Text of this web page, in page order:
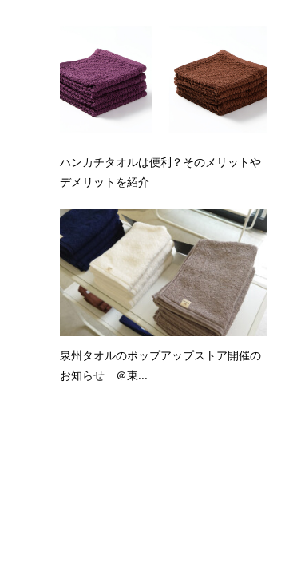
ハンカチタオルは便利？そのメリットや
デメリットを紹介
泉州タオルのポップアップストア開催の
お知らせ ＠東...